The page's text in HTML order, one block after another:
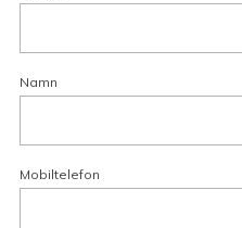
Namn
Mobiltelefon